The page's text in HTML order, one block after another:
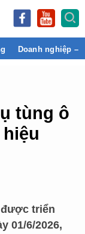
Doanh nghiệp –
tùng ô
được triển
01/6/2026,